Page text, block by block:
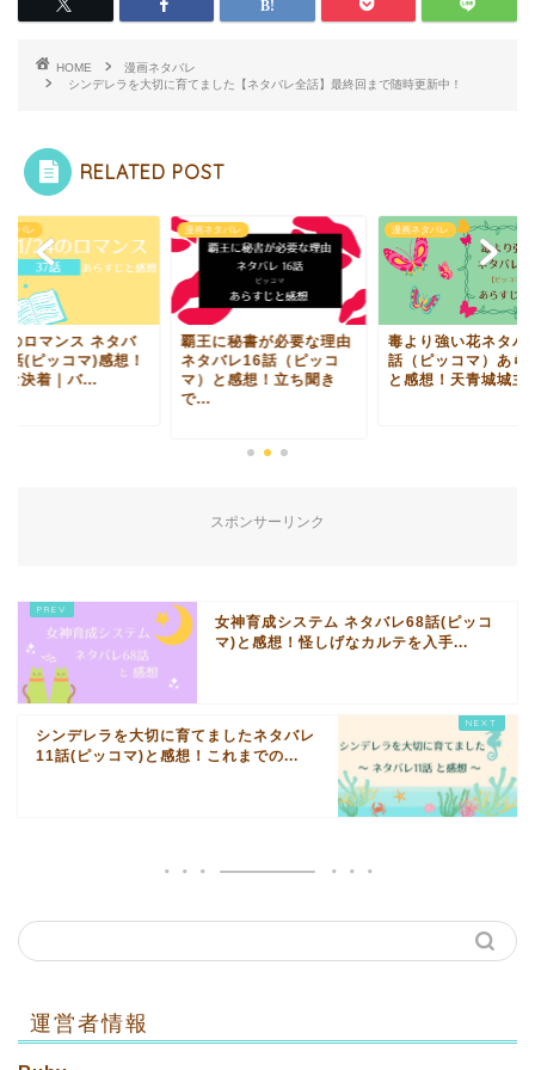
HOME
漫画ネタバレ
シンデレラを大切に育てました【ネタバレ全話】最終回まで随時更新中！
RELATED POST
タバレ
のロマンス ネタバ
話(ピッコマ)感想！
な決着｜バ...
漫画ネタバレ
覇王に秘書が必要な理由
ネタバレ16話（ピッコ
マ）と感想！立ち聞き
で...
漫画ネタバレ
毒より強い花ネタバ
話（ピッコマ）あら
と感想！天青城城主
スポンサーリンク
女神育成システム ネタバレ68話(ピッコ
マ)と感想！怪しげなカルテを入手...
シンデレラを大切に育てましたネタバレ
11話(ピッコマ)と感想！これまでの...
運営者情報